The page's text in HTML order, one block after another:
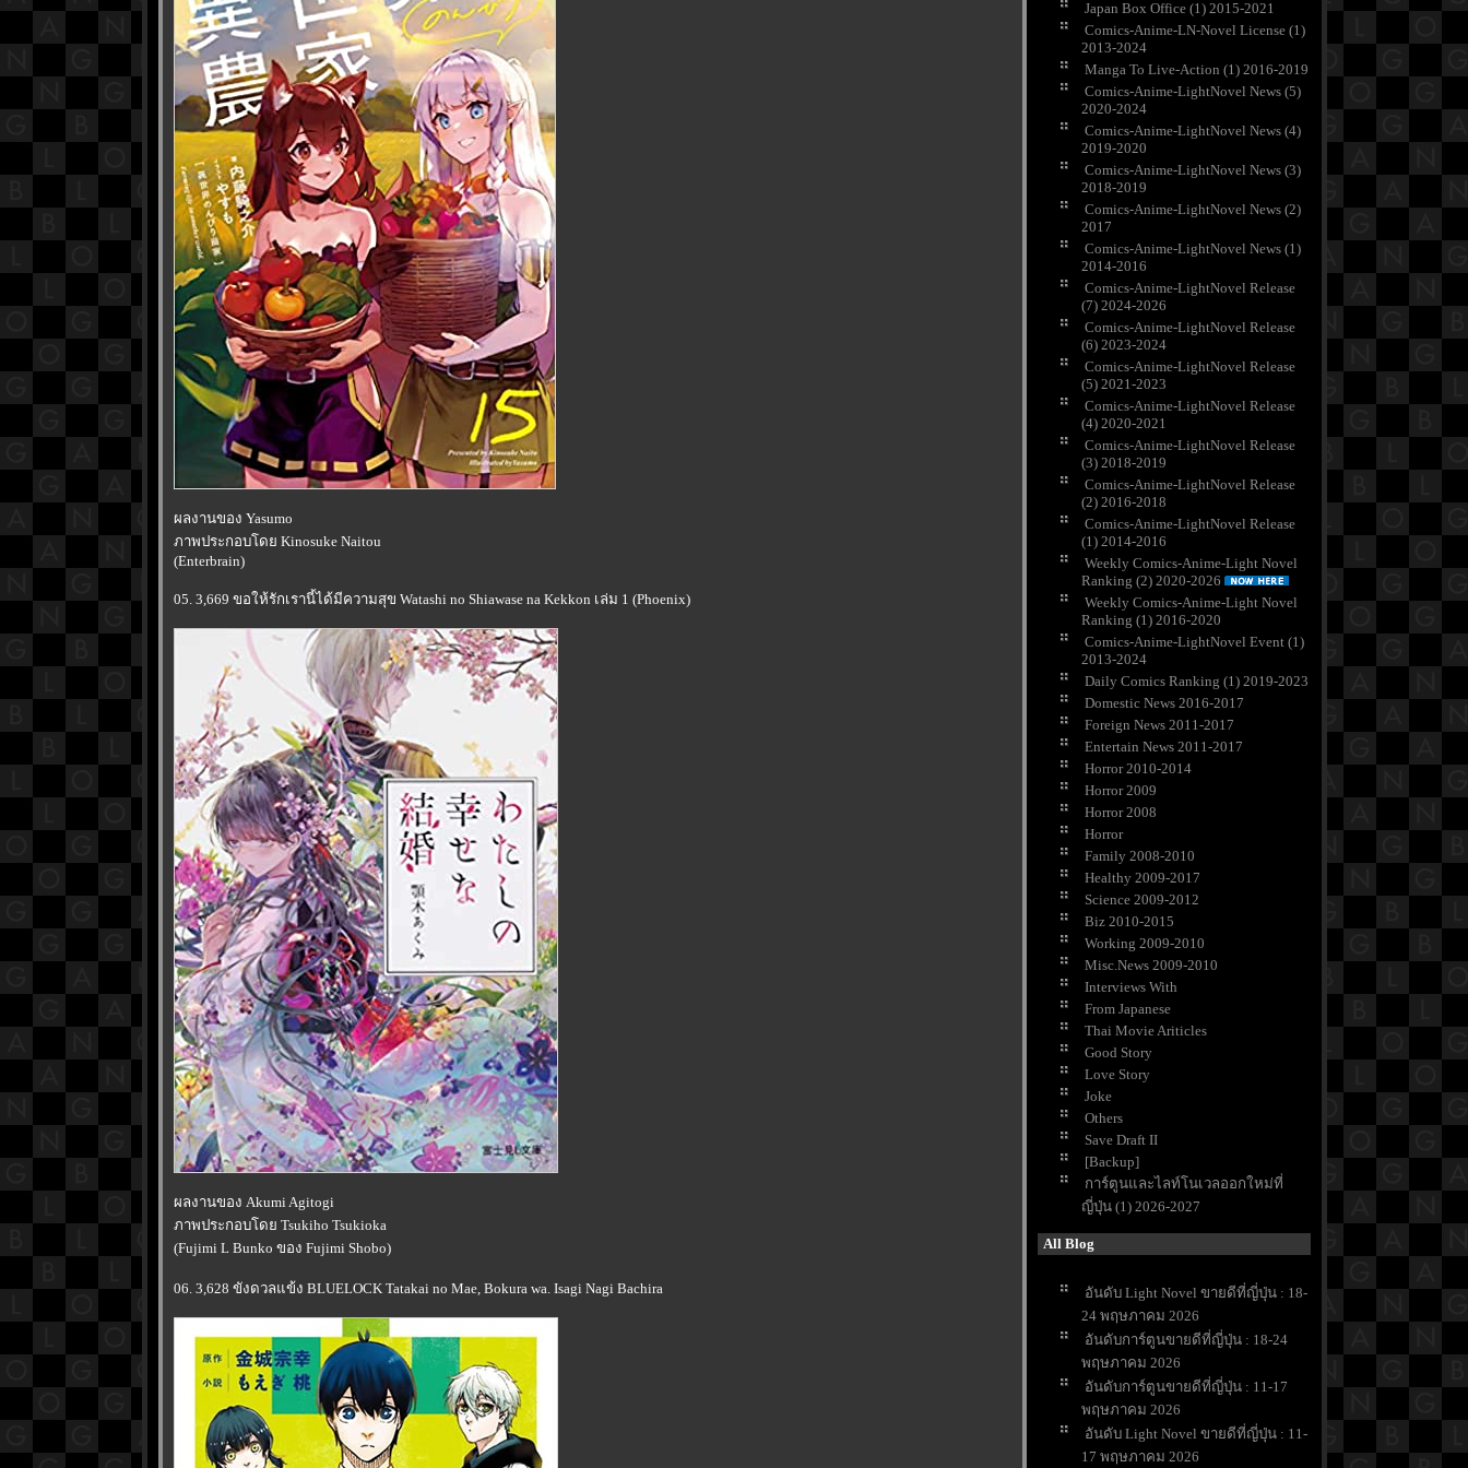
ผลงานของ Yasumo
ภาพประกอบโดย Kinosuke Naitou
(Enterbrain)
05. 3,669 ขอให้รักเรานี้ได้มีความสุข Watashi no Shiawase na Kekkon เล่ม 1 (Phoenix)
ผลงานของ Akumi Agitogi
ภาพประกอบโดย Tsukiho Tsukioka
(Fujimi L Bunko ของ Fujimi Shobo)
06. 3,628 ขังดวลแข้ง BLUELOCK Tatakai no Mae, Bokura wa. Isagi Nagi Bachira
Japan Box Office (1) 2015-2021
Comics-Anime-LN-Novel License (1)
2013-2024
Manga To Live-Action (1) 2016-2019
Comics-Anime-LightNovel News (5)
2020-2024
Comics-Anime-LightNovel News (4)
2019-2020
Comics-Anime-LightNovel News (3)
2018-2019
Comics-Anime-LightNovel News (2)
2017
Comics-Anime-LightNovel News (1)
2014-2016
Comics-Anime-LightNovel Release
(7) 2024-2026
Comics-Anime-LightNovel Release
(6) 2023-2024
Comics-Anime-LightNovel Release
(5) 2021-2023
Comics-Anime-LightNovel Release
(4) 2020-2021
Comics-Anime-LightNovel Release
(3) 2018-2019
Comics-Anime-LightNovel Release
(2) 2016-2018
Comics-Anime-LightNovel Release
(1) 2014-2016
Weekly Comics-Anime-Light Novel
Ranking (2) 2020-2026
Weekly Comics-Anime-Light Novel
Ranking (1) 2016-2020
Comics-Anime-LightNovel Event (1)
2013-2024
Daily Comics Ranking (1) 2019-2023
Domestic News 2016-2017
Foreign News 2011-2017
Entertain News 2011-2017
Horror 2010-2014
Horror 2009
Horror 2008
Horror
Family 2008-2010
Healthy 2009-2017
Science 2009-2012
Biz 2010-2015
Working 2009-2010
Misc.News 2009-2010
Interviews With
From Japanese
Thai Movie Ariticles
Good Story
Love Story
Joke
Others
Save Draft II
[Backup]
การ์ตูนและไลท์โนเวลออกใหม่ที่
ญี่ปุ่น (1) 2026-2027
All Blog
อันดับ Light Novel ขายดีที่ญี่ปุ่น : 18-
24 พฤษภาคม 2026
อันดับการ์ตูนขายดีที่ญี่ปุ่น : 18-24
พฤษภาคม 2026
อันดับการ์ตูนขายดีที่ญี่ปุ่น : 11-17
พฤษภาคม 2026
อันดับ Light Novel ขายดีที่ญี่ปุ่น : 11-
17 พฤษภาคม 2026